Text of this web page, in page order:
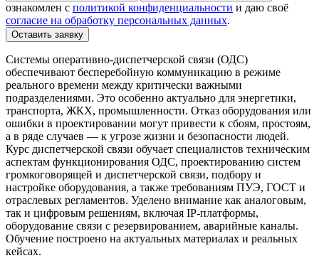
ознакомлен с политикой конфиденциальности и даю своё
согласие на обработку персональных данных.
Оставить заявку
Системы оперативно-диспетчерской связи (ОДС)
обеспечивают бесперебойную коммуникацию в режиме
реального времени между критически важными
подразделениями. Это особенно актуально для энергетики,
транспорта, ЖКХ, промышленности. Отказ оборудования или
ошибки в проектировании могут привести к сбоям, простоям,
а в ряде случаев — к угрозе жизни и безопасности людей.
Курс диспетчерской связи обучает специалистов техническим
аспектам функционирования ОДС, проектированию систем
громкоговорящей и диспетчерской связи, подбору и
настройке оборудования, а также требованиям ПУЭ, ГОСТ и
отраслевых регламентов. Уделено внимание как аналоговым,
так и цифровым решениям, включая IP-платформы,
оборудование связи с резервированием, аварийные каналы.
Обучение построено на актуальных материалах и реальных
кейсах.